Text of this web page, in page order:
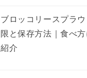
ブロッコリースプラ
限と保存方法｜食べ
紹介